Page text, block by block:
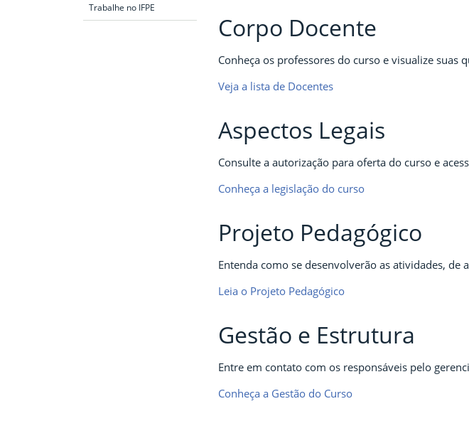
Trabalhe no IFPE
Corpo Docente
Conheça os professores do curso e visualize suas
Veja a lista de Docentes
Aspectos Legais
Consulte a autorização para oferta do curso e
Conheça a legislação do curso
Projeto Pedagógico
Entenda como se desenvolverão as atividades, de
Leia o Projeto Pedagógico
Gestão e Estrutura
Entre em contato com os responsáveis pelo
Conheça a Gestão do Curso